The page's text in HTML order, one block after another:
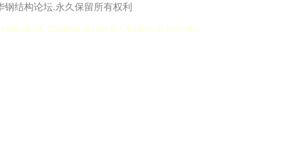
钢结构论坛.永久保留所有权利
Children of user:0, Children of system:0